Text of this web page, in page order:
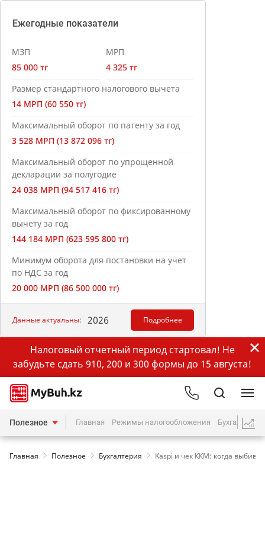
Ежегодные показатели
МЗП
85 000 тг
МРП
4 325 тг
Размер стандартного налогового вычета
14 МРП (60 550 тг)
Максимальный оборот по патенту за год
3 528 МРП (13 872 096 тг)
Максимальный оборот по упрощенной
декларации за полугодие
24 038 МРП (94 517 416 тг)
Максимальный оборот по фиксированному
вычету за год
144 184 МРП (623 595 800 тг)
Минимум оборота для постановки на учет
по НДС за год
20 000 МРП (86 500 000 тг)
Данные актуальны: 2026 Подробнее
Налоговый отчетный период стартовал! Не
забудьте сдать 910, 200 и 300 формы до 15 августа!
Полезное Главная Режимы налогообложения Бухгалтерия
Главная Полезное Бухгалтерия Kaspi и чек ККМ: когда